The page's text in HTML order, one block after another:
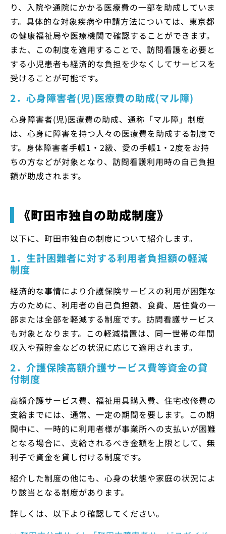
り、入院や通院にかかる医療費の一部を助成していま
す。具体的な対象疾病や申請方法については、東京都
の健康福祉局や医療機関で確認することができます。
また、この制度を適用することで、訪問看護を必要と
する小児患者も経済的な負担を少なくしてサービスを
受けることが可能です。
2．心身障害者(児)医療費の助成(マル障)
心身障害者(児)医療費の助成、通称「マル障」制度
は、心身に障害を持つ人々の医療費を助成する制度で
す。身体障害者手帳1・2級、愛の手帳1・2度をお持
ちの方などが対象となり、訪問看護利用時の自己負担
額が助成されます。
《町田市独自の助成制度》
以下に、町田市独自の制度について紹介します。
1．生計困難者に対する利用者負担額の軽減
制度
経済的な事情により介護保険サービスの利用が困難な
方のために、利用者の自己負担額、食費、居住費の一
部または全部を軽減する制度です。訪問看護サービス
も対象となります。この軽減措置は、同一世帯の年間
収入や預貯金などの状況に応じて適用されます。
2．介護保険高額介護サービス費等資金の貸
付制度
高額介護サービス費、福祉用具購入費、住宅改修費の
支給までには、通常、一定の期間を要します。この期
間中に、一時的に利用者様が事業所への支払いが困難
となる場合に、支給されるべき金額を上限として、無
利子で資金を貸し付ける制度です。
紹介した制度の他にも、心身の状態や家庭の状況によ
り該当となる制度があります。
詳しくは、以下より確認してください。